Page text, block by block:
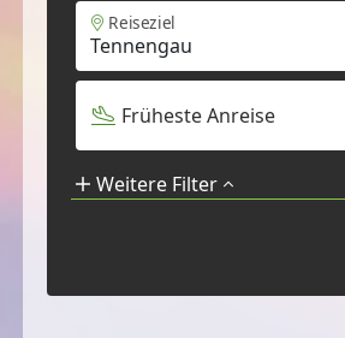
Reiseziel
Früheste Anreise
Weitere Filter